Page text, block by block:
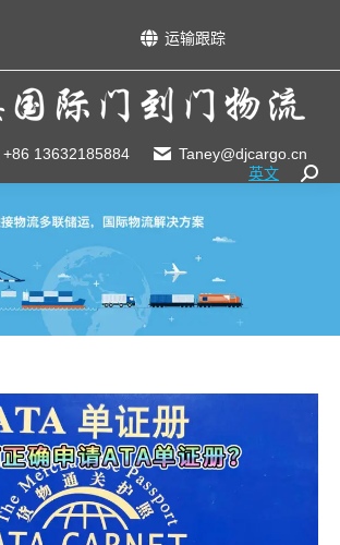
运输跟踪
+86 13632185884
Taney@djcargo.cn
英文